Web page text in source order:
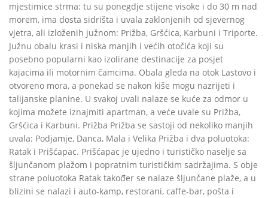
mjestimice strma: tu su ponegdje stijene visoke i do 30 m nad
morem, ima dosta sidrišta i uvala zaklonjenih od sjevernog
vjetra, ali izloženih južnom: Prižba, Gršćica, Karbuni i Triporte.
Južnu obalu krasi i niska manjih i većih otočića koji su
posebno popularni kao izolirane destinacije za posjet
kajacima ili motornim čamcima. Obala gleda na otok Lastovo i
otvoreno mora, a ponekad se nakon kiše mogu nazrijeti i
talijanske planine. U svakoj uvali nalaze se kuće za odmor u
kojima možete iznajmiti apartman, a veće uvale su Prižba,
Gršćica i Karbuni. Prižba Prižba se sastoji od nekoliko manjih
uvala: Podjamje, Danca, Mala i Velika Prižba i dva poluotoka:
Ratak i Prišćapac. Prišćapac je ujedno i turističko naselje sa
šljunčanom plažom i popratnim turističkim sadržajima. S obje
strane poluotoka Ratak također se nalaze šljunčane plaže, a u
blizini se nalazi i auto-kamp, restorani, caffe-bar, pošta i